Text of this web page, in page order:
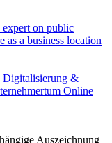
expert on public
as a business location
Digitalisierung &
Online
Auszeichnung